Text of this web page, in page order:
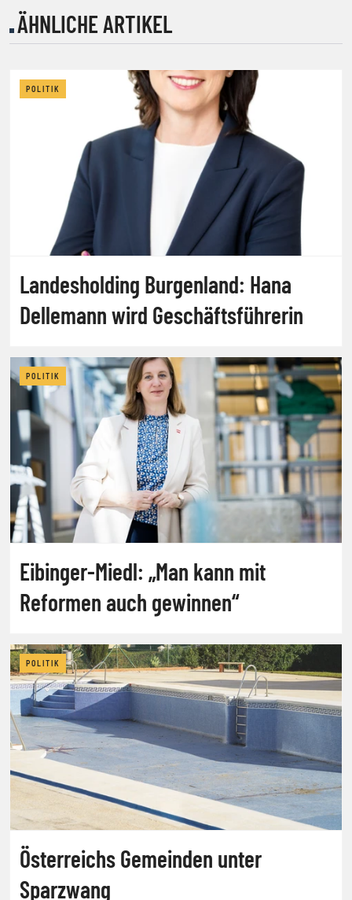
ÄHNLICHE ARTIKEL
POLITIK
Landesholding Burgenland: Hana
Dellemann wird Geschäftsführerin
POLITIK
Eibinger-Miedl: „Man kann mit
Reformen auch gewinnen“
POLITIK
Österreichs Gemeinden unter
Sparzwang